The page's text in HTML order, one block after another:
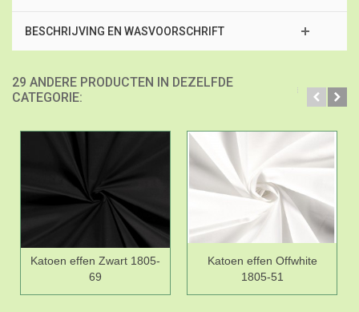
BESCHRIJVING EN WASVOORSCHRIFT
29 ANDERE PRODUCTEN IN DEZELFDE
CATEGORIE:
Katoen effen Zwart 1805-
69
Katoen effen Offwhite
1805-51